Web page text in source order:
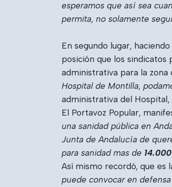
esperamos que así sea
permita, no solamente
En segundo lugar, haciendo
posición que los
administrativa para la zona
Hospital de Montilla,
administrativa del
El Portavoz Popular,
una sanidad pública en
Junta de Andalucía de
para sanidad mas de
Así mismo recordó, que es
puede convocar en